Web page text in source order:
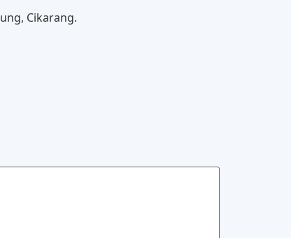
Cikarang.